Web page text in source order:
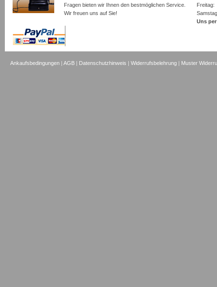
Fragen bieten wir Ihnen den bestmöglichen Service.
Wir freuen uns auf Sie!
Uns
Ankaufsbedingungen |AGB | Datenschutzhinweis |Widerrufsbelehrung | Muster